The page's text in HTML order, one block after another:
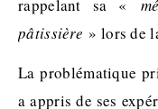
rappelant sa «
pâtissière » lors de
La problématique
a appris de ses